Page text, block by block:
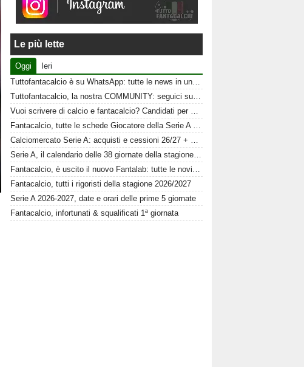
Le più lette
Oggi
Ieri
Tuttofantacalcio è su WhatsApp: tutte le news in un click
Tuttofantacalcio, la nostra COMMUNITY: seguici sui nostri canali social
Vuoi scrivere di calcio e fantacalcio? Candidati per Tuttofantacalcio
Fantacalcio, tutte le schede Giocatore della Serie A 26-27
Calciomercato Serie A: acquisti e cessioni 26/27 + schede al fantacalcio
Serie A, il calendario delle 38 giornate della stagione 2026-2027
Fantacalcio, è uscito il nuovo Fantalab: tutte le novità 2026-2027
Fantacalcio, tutti i rigoristi della stagione 2026/2027
Serie A 2026-2027, date e orari delle prime 5 giornate
Fantacalcio, infortunati & squalificati 1ª giornata